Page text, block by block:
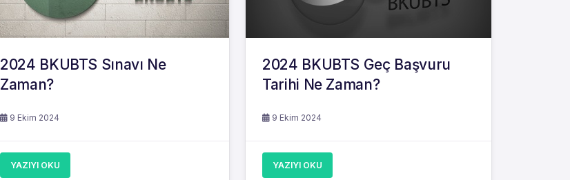
2024 BKUBTS Sınavı Ne
Zaman?
9 Ekim 2024
YAZIYI OKU
2024 BKUBTS Geç Başvuru
Tarihi Ne Zaman?
9 Ekim 2024
YAZIYI OKU